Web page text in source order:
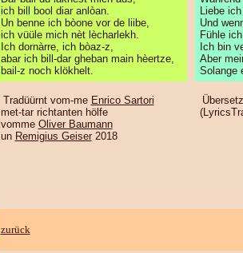
ich bill bool diar anlòan.
Un benne ich bòone vor de liibe,
ich vüüle mich nèt lècharlekh.
Ich dornàrre, ich bòaz-z,
abar ich bill-dar gheban main hèertze,
bail-z noch klökhelt.
Liebe
Und
Fühle
Ich bin
Aber
Solange
Tradüürnt vom-me Enrico Sartori
met-tar richtanten hölfe
vomme Oliver Baumann
un Remigius Geiser2018
zurück